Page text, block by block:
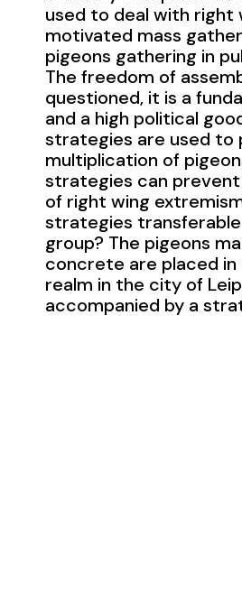
used to deal with right
motivated mass
pigeons gathering in
The freedom of
questioned, it is a
and a high political
strategies are used to
multiplication of
strategies can
of right wing
strategies
group? The pigeons
concrete are placed in
realm in the city of
accompanied by a